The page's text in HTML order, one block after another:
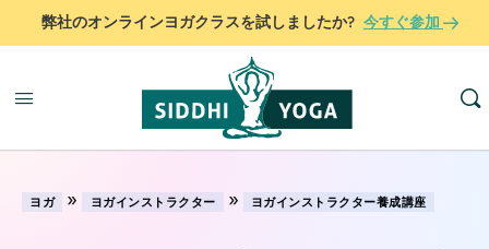
弊社のオンラインヨガクラスを試しましたか? 今すぐ参加
ヨガ » ヨガインストラクター » ヨガインストラクター養成講座